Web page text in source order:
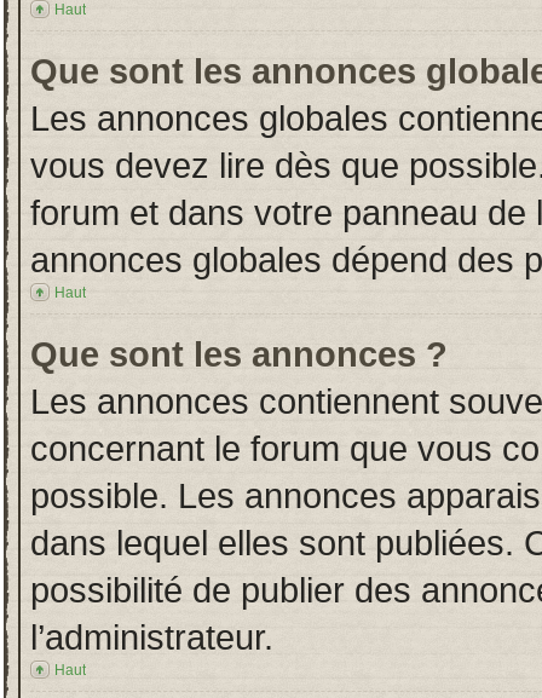
Haut
Que sont les annonces
Les annonces globales
vous devez lire dès que
forum et dans votre panneau de
annonces globales dépend des
Haut
Que sont les annonces ?
Les annonces contiennent
concernant le forum que vous
possible. Les annonces
dans lequel elles sont publiées.
possibilité de publier des
l’administrateur.
Haut